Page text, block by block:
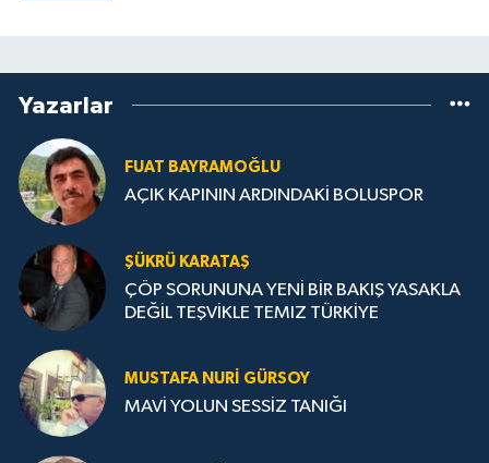
Yazarlar
FUAT BAYRAMOĞLU
AÇIK KAPININ ARDINDAKİ BOLUSPOR
ŞÜKRÜ KARATAŞ
ÇÖP SORUNUNA YENİ BİR BAKIŞ YASAKLA
DEĞİL TEŞVİKLE TEMIZ TÜRKİYE
MUSTAFA NURI GÜRSOY
MAVİ YOLUN SESSİZ TANIĞI